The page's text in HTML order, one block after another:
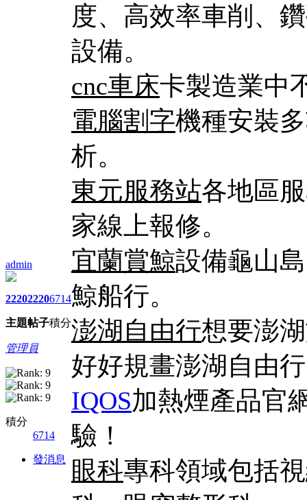
admin
2220
主題
2220
帖子
6714
積分
管理員
積分
6714
發消息
度、高效率車削、
設備。
cnc車床卡製造業中
電腦割字機種安裝
析。
東元服務站各地區
家線上報修。
宜蘭賞鯨設備龜山
鯨船行。
澎湖自由行想要澎
好好規畫澎湖自由
IQOS加熱煙產品官
驗！
眼科專科領域包括